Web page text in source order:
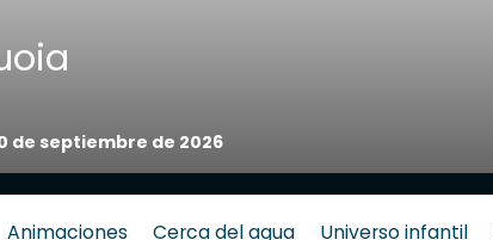
de septiembre de 2026
Animaciones Cerca del agua Universo infantil